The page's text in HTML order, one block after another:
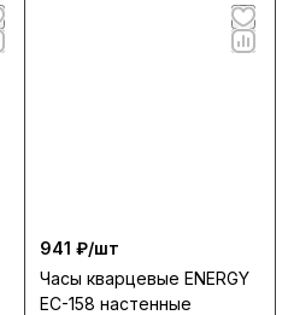
941 ₽/шт
Часы кварцевые ENERGY
EC-158 настенные